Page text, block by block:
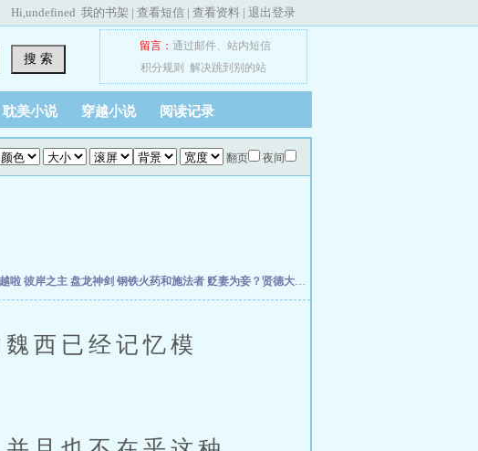
Hi,undefined 我的书架 | 查看短信 | 查看资料 | 退出登录
搜 索
留言： 通过邮件、 站内短信
积分规则
解决跳到别的站
耽美小说 穿越小说 阅读记录
翻页 夜间
啦 彼岸之主 盘龙神剑 钢铁火药和施法者 贬妻为妾？贤德大妇她掀桌了
西已经记忆模